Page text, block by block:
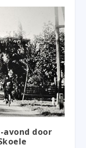
avond door